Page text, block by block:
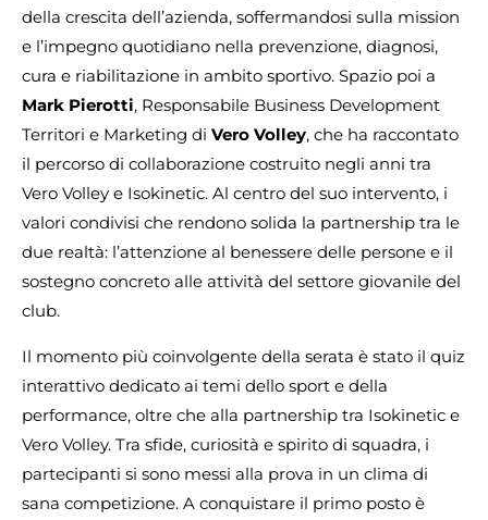
della crescita dell’azienda, soffermandosi sulla mission
e l’impegno quotidiano nella prevenzione, diagnosi,
cura e riabilitazione in ambito sportivo. Spazio poi a
Mark Pierotti, Responsabile Business Development
Territori e Marketing di Vero Volley, che ha raccontato
il percorso di collaborazione costruito negli anni tra
Vero Volley e Isokinetic. Al centro del suo intervento, i
valori condivisi che rendono solida la partnership tra le
due realtà: l’attenzione al benessere delle persone e il
sostegno concreto alle attività del settore giovanile del
club.
Il momento più coinvolgente della serata è stato il quiz
interattivo dedicato ai temi dello sport e della
performance, oltre che alla partnership tra Isokinetic e
Vero Volley. Tra sfide, curiosità e spirito di squadra, i
partecipanti si sono messi alla prova in un clima di
sana competizione. A conquistare il primo posto è